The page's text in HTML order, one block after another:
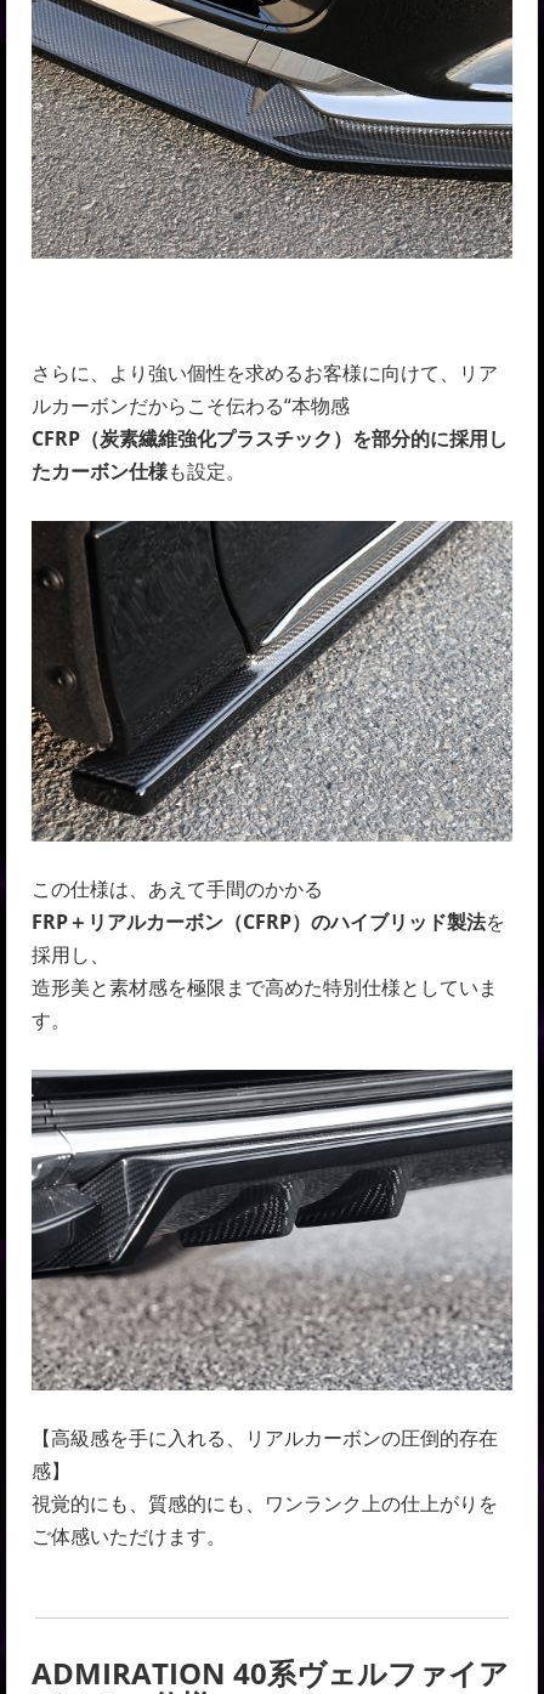
さらに、より強い個性を求めるお客様に向けて、リア
ルカーボンだからこそ伝わる“本物感
CFRP（炭素繊維強化プラスチック）を部分的に採用し
たカーボン仕様も設定。
この仕様は、あえて手間のかかる
FRP＋リアルカーボン（CFRP）のハイブリッド製法を
採用し、
造形美と素材感を極限まで高めた特別仕様としていま
す。
【高級感を手に入れる、リアルカーボンの圧倒的存在
感】
視覚的にも、質感的にも、ワンランク上の仕上がりを
ご体感いただけます。
ADMIRATION 40系ヴェルファイア